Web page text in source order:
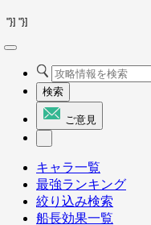
"}] "}]
検索
ご意見
キャラ一覧
最強ランキング
絞り込み検索
船長効果一覧